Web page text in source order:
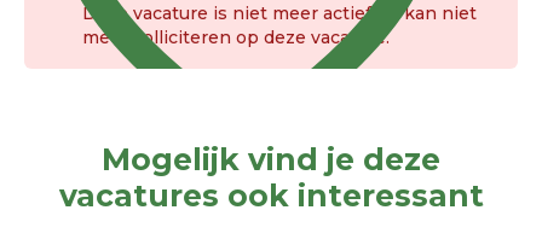
Deze vacature is niet meer actief. Je kan niet
meer solliciteren op deze vacature.
Mogelijk vind je deze
vacatures ook interessant